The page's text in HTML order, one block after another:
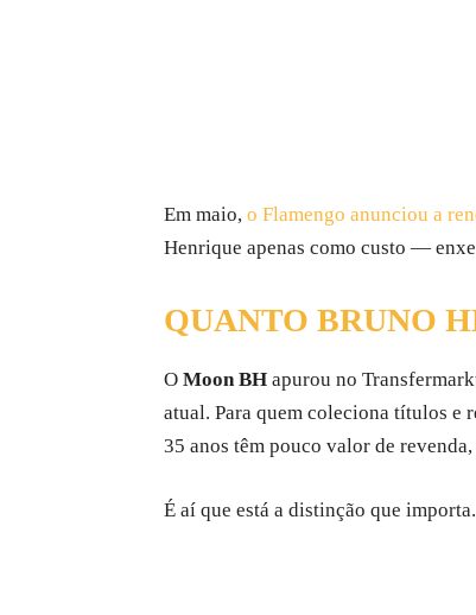
Em maio, o Flamengo anunciou a
Henrique apenas como custo —
QUANTO BRUNO
O Moon BH apurou no
atual. Para quem coleciona títulos e
35 anos têm pouco valor de
É aí que está a distinção que importa.